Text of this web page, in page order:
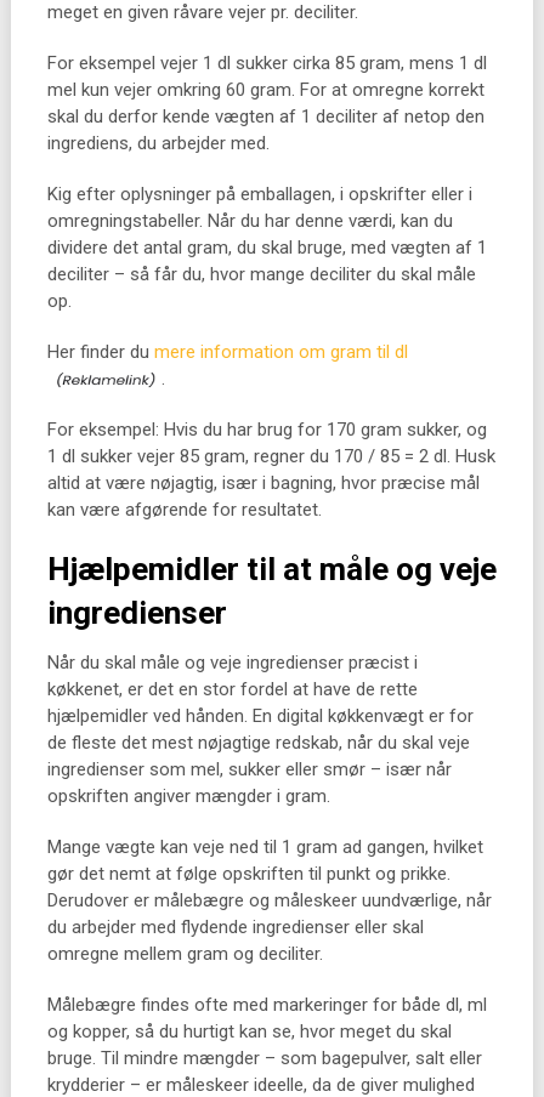
meget en given råvare vejer pr. deciliter.
For eksempel vejer 1 dl sukker cirka 85 gram, mens 1 dl
mel kun vejer omkring 60 gram. For at omregne korrekt
skal du derfor kende vægten af 1 deciliter af netop den
ingrediens, du arbejder med.
Kig efter oplysninger på emballagen, i opskrifter eller i
omregningstabeller. Når du har denne værdi, kan du
dividere det antal gram, du skal bruge, med vægten af 1
deciliter – så får du, hvor mange deciliter du skal måle
op.
Her finder du mere information om gram til dl
.
For eksempel: Hvis du har brug for 170 gram sukker, og
1 dl sukker vejer 85 gram, regner du 170 / 85 = 2 dl. Husk
altid at være nøjagtig, især i bagning, hvor præcise mål
kan være afgørende for resultatet.
Hjælpemidler til at måle og veje
ingredienser
Når du skal måle og veje ingredienser præcist i
køkkenet, er det en stor fordel at have de rette
hjælpemidler ved hånden. En digital køkkenvægt er for
de fleste det mest nøjagtige redskab, når du skal veje
ingredienser som mel, sukker eller smør – især når
opskriften angiver mængder i gram.
Mange vægte kan veje ned til 1 gram ad gangen, hvilket
gør det nemt at følge opskriften til punkt og prikke.
Derudover er målebægre og måleskeer uundværlige, når
du arbejder med flydende ingredienser eller skal
omregne mellem gram og deciliter.
Målebægre findes ofte med markeringer for både dl, ml
og kopper, så du hurtigt kan se, hvor meget du skal
bruge. Til mindre mængder – som bagepulver, salt eller
krydderier – er måleskeer ideelle, da de giver mulighed